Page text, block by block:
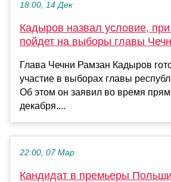
18:00, 14 Дек
Кадыров назвал условие,
пойдет на выборы главы
Глава Чечни Рамзан Кадыров
участие в выборах главы
Об этом он заявил во время
декабря....
22:00, 07 Мар
Кандидат в премьеры